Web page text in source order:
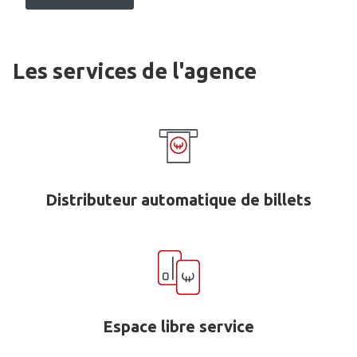
Les services de l'agence
Distributeur automatique de billets
Espace libre service